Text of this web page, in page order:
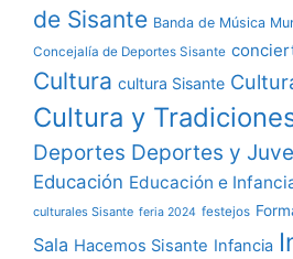
de Sisante Banda de Música
Concejalía de Deportes Sisante
Cultura cultura Sisante
Cultura y
Deportes Deportes y
Educación Educación e
culturales Sisante feria 2024 festejos
Sala Hacemos Sisante Infancia